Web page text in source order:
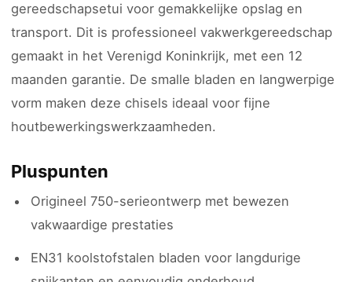
gereedschapsetui voor gemakkelijke opslag en
transport. Dit is professioneel vakwerkgereedschap
gemaakt in het Verenigd Koninkrijk, met een 12
maanden garantie. De smalle bladen en langwerpige
vorm maken deze chisels ideaal voor fijne
houtbewerkingswerkzaamheden.
Pluspunten
Origineel 750-serieontwerp met bewezen
vakwaardige prestaties
EN31 koolstofstalen bladen voor langdurige